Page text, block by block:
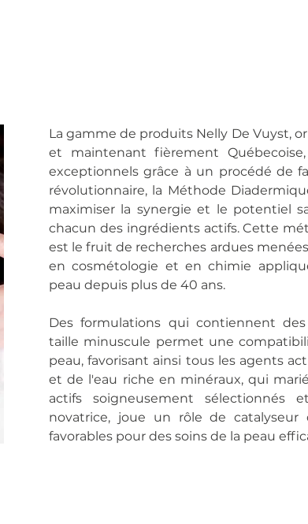
La gamme de produits Nelly De Vuyst,
et maintenant fièrement
exceptionnels grâce à un procédé de
révolutionnaire, la Méthode
maximiser la synergie et le potentiel
chacun des ingrédients actifs. Cette
est le fruit de recherches ardues
en cosmétologie et en chimie
peau depuis plus de 40 ans.
Des formulations qui contiennent
taille minuscule permet une
peau, favorisant ainsi tous les agents
et de l'eau riche en minéraux, qui
actifs soigneusement sélectionnés
novatrice, joue un rôle de catalyseur
favorables pour des soins de la peau